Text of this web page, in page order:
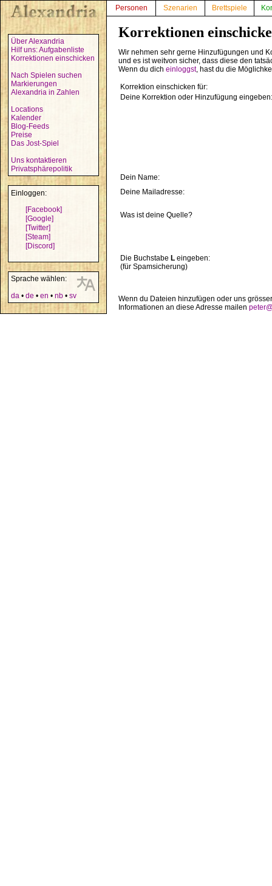
Über Alexandria
Hilf uns: Aufgabenliste
Korrektionen einschicken
Nach Spielen suchen
Markierungen
Alexandria in Zahlen
Locations
Kalender
Blog-Feeds
Preise
Das Jost-Spiel
Uns kontaktieren
Privatsphärepolitik
Einloggen:
[Facebook]
[Google]
[Twitter]
[Steam]
[Discord]
Sprache wählen:
da • de • en • nb • sv
Personen Szenarien Brettspiele
Korrektionen
Wir nehmen sehr gerne Hinzufügungen und
und es ist weitvon sicher, dass diese den
Wenn du dich einloggst, hast du die
Korrektion einschicken für:
Deine Korrektion oder Hinzufügung eingeben:
Dein Name:
Deine Mailadresse:
Was ist deine Quelle?
Die Buchstabe L eingeben:
(für Spamsicherung)
Wenn du Dateien hinzufügen oder uns
Informationen an diese Adresse mailen